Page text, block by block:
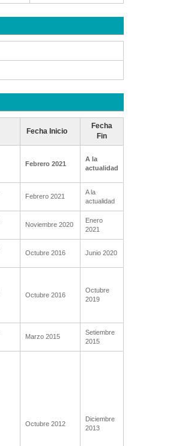
Fecha Inicio
Fecha
Fin
Febrero 2021
A la
actualidad
Febrero 2021
A la
actualidad
Noviembre 2020
Enero
2021
Octubre 2016 Junio 2020
Octubre 2016
Octubre
2019
Marzo 2015
Setiembre
2015
Octubre 2012
Diciembre
2013